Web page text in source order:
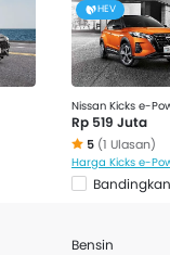
HEV
Nissan Kicks e-
Rp 519 Juta
5 (1 Ulasan)
Harga Kicks e-
Bandingkan
Bensin